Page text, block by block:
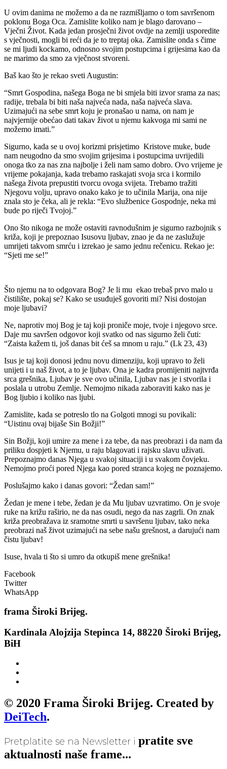
U ovim danima ne možemo a da ne razmišljamo o tom savršenom
poklonu Boga Oca. Zamislite koliko nam je blago darovano –
Vječni Život. Kada jedan prosječni život ovdje na zemlji usporedite
s vječnosti, mogli bi reći da je to treptaj oka. Zamislite onda s čime
se mi ljudi kockamo, odnosno svojim postupcima i grijesima kao da
ne marimo da smo za vječnost stvoreni.
Baš kao što je rekao sveti Augustin:
“Smrt Gospodina, našega Boga ne bi smjela biti izvor srama za nas;
radije, trebala bi biti naša najveća nada, naša najveća slava.
Uzimajući na sebe smrt koju je pronašao u nama, on nam je
najvjernije obećao dati takav život u njemu kakvoga mi sami ne
možemo imati.”
Sigurno, kada se u ovoj korizmi prisjetimo Kristove muke, bude
nam neugodno da smo svojim grijesima i postupcima uvrijedili
onoga tko za nas zna najbolje i želi nam samo dobro. Ovo vrijeme je
vrijeme pokajanja, kada trebamo raskajati svoja srca i kormilo
našega života prepustiti tvorcu ovoga svijeta. Trebamo tražiti
Njegovu volju, upravo onako kako je to učinila Marija, ona nije
znala sto je čeka, ali je rekla: “Evo službenice Gospodnje, neka mi
bude po riječi Tvojoj.”
Ono što nikoga ne može ostaviti ravnodušnim je sigurno razbojnik s
križa, koji je prepoznao Isusovu ljubav, znao je da ne zaslužuje
umrijeti takvom smrću i izrekao je samo jednu rečenicu. Rekao je:
“Sjeti me se!”
Što njemu na to odgovara Bog? Je li mu ekao trebaš prvo malo u
čistilište, pokaj se? Kako se usuđuješ govoriti mi? Nisi dostojan
moje ljubavi?
Ne, naprotiv moj Bog je taj koji proniče moje, tvoje i njegovo srce.
Daje mu savršen odgovor koji svatko od nas sigurno želi čuti:
“Zaista kažem ti, još danas bit ćeš sa mnom u raju.” (Lk 23, 43)
Isus je taj koji donosi jednu novu dimenziju, koji upravo to želi
unijeti i u naš život, a to je ljubav. Ona je kadra promijeniti najtvrđa
srca grešnika, Ljubav je sve ovo učinila, Ljubav nas je i stvorila i
poslala u utrobu Zemlje. Nemojmo nikada zaboraviti kako nas je
Bog ljubio i koliko nas ljubi.
Zamislite, kada se potreslo tlo na Golgoti mnogi su povikali:
“Uistinu ovaj bijaše Sin Božji!”
Sin Božji, koji umire za mene i za tebe, da nas preobrazi i da nam da
priliku dospjeti k Njemu, u raju blagovati i rajsku slavu uživati.
Prepoznajmo danas Njega u svakoj situaciji i u svakom čovjeku.
Nemojmo proći pored Njega kao pored stranca kojeg ne poznajemo.
Poslušajmo kako i danas govori: “Žedan sam!”
Žedan je mene i tebe, žedan je da Mu ljubav uzvratimo. On je svoje
ruke na križu raširio, ne da nas osudi, nego da nas zagrli. On znak
križa preobražava iz sramotne smrti u savršenu ljubav, tako neka
preobrazi naš život uzimajući na sebe našu grešnost, a darujući nam
čistu ljubav!
Isuse, hvala ti što si umro da otkupiš mene grešnika!
Facebook
Twitter
WhatsApp
frama Široki Brijeg.
Kardinala Alojzija Stepinca 14, 88220 Široki Brijeg,
BiH
© 2020 Frama Široki Brijeg. Created by
DeiTech.
Pretplatite se na Newsletter i pratite sve
aktualnosti naše frame...